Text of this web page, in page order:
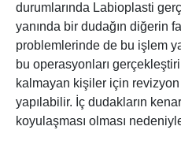
durumlarında Labioplasti
yanında bir dudağın diğerin
problemlerinde de bu işlem
bu operasyonları
kalmayan kişiler için
yapılabilir. İç dudakların
koyulaşması olması